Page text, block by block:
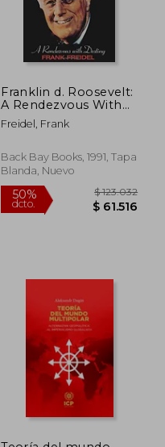
Franklin d. Roosevelt:
A Rendezvous With
Destiny (en Inglés)
Freidel, Frank
Back Bay Books, 1991, Tapa
Blanda, Nuevo
50%
dcto.